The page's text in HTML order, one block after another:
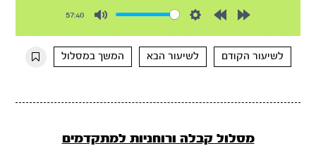
57:40
10s
10s
לשיעור הקודם
לשיעור הבא המשך במסלול
מסלול קבלה ורוחניות למתקדמים